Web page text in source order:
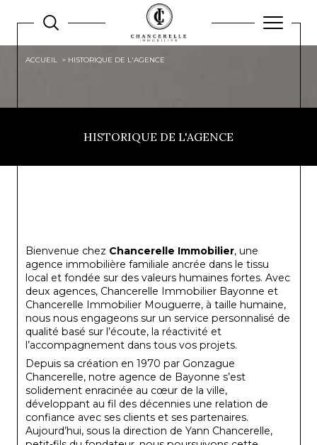
ACCUEIL HISTORIQUE DE L'AGENCE
HISTORIQUE DE L'AGENCE
Bienvenue chez Chancerelle Immobilier, une
agence immobilière familiale ancrée dans le tissu
local et fondée sur des valeurs humaines fortes. Avec
deux agences, Chancerelle Immobilier Bayonne et
Chancerelle Immobilier Mouguerre, à taille humaine,
nous nous engageons sur un service personnalisé de
qualité basé sur l’écoute, la réactivité et
l’accompagnement dans tous vos projets.
Depuis sa création en 1970 par Gonzague
Chancerelle, notre agence de Bayonne s’est
solidement enracinée au cœur de la ville,
développant au fil des décennies une relation de
confiance avec ses clients et ses partenaires.
Aujourd’hui, sous la direction de Yann Chancerelle,